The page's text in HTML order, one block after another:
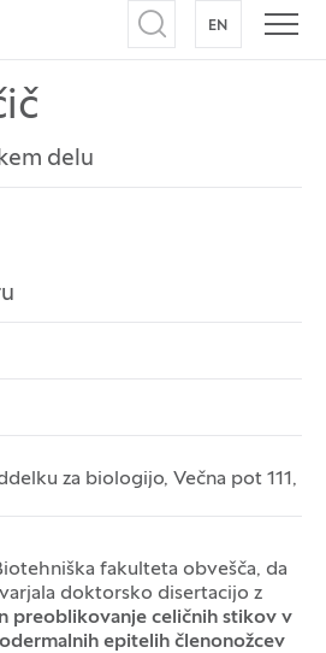
Odpri iskalnik
EN NA
delu
za biologijo, Večna pot 111,
fakulteta obvešča, da
doktorsko disertacijo z
preoblikovanje celičnih stikov v
epitelih členonožcev